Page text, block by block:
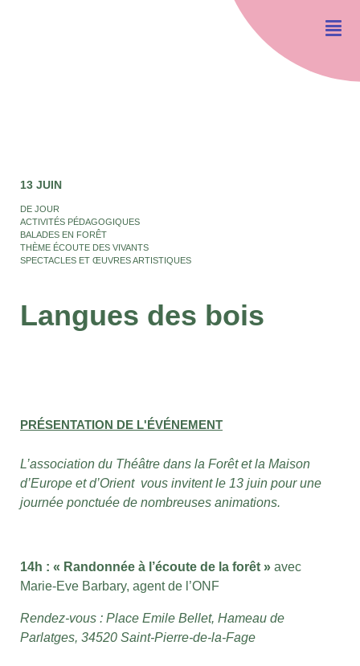
13 JUIN
DE JOUR
ACTIVITÉS PÉDAGOGIQUES
BALADES EN FORÊT
THÈME ÉCOUTE DES VIVANTS
SPECTACLES ET ŒUVRES ARTISTIQUES
Langues des bois
PRÉSENTATION DE L'ÉVÉNEMENT
L’association du Théâtre dans la Forêt et la Maison
d’Europe et d’Orient vous invitent le 13 juin pour une
journée ponctuée de nombreuses animations.
14h : « Randonnée à l’écoute de la forêt » avec
Marie-Eve Barbary, agent de l’ONF
Rendez-vous : Place Emile Bellet, Hameau de
Parlatges, 34520 Saint-Pierre-de-la-Fage